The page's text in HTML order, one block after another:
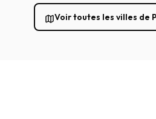
Voir toutes les villes de